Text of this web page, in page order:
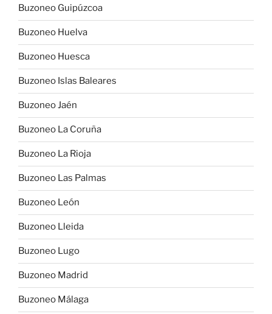
Buzoneo Guipúzcoa
Buzoneo Huelva
Buzoneo Huesca
Buzoneo Islas Baleares
Buzoneo Jaén
Buzoneo La Coruña
Buzoneo La Rioja
Buzoneo Las Palmas
Buzoneo León
Buzoneo Lleida
Buzoneo Lugo
Buzoneo Madrid
Buzoneo Málaga